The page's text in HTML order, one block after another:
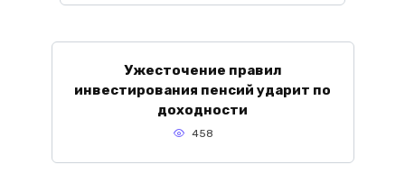
Ужесточение правил
инвестирования пенсий ударит по
доходности
458